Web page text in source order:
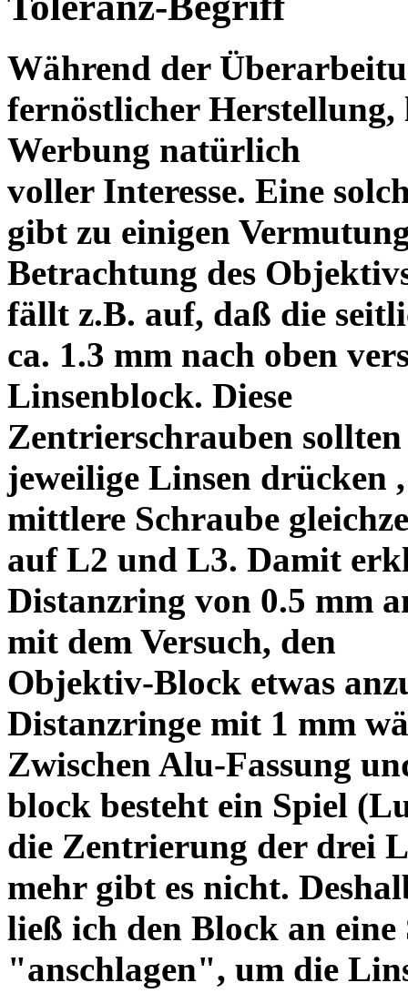
Während der
fernöstlicher Herstellung,
Werbung natürlich
voller Interesse. Eine
gibt zu einigen
Betrachtung des
fällt z.B. auf, daß die
ca. 1.3 mm nach oben
Linsenblock. Diese
Zentrierschrauben
jeweilige Linsen drücken
mittlere Schraube
auf L2 und L3. Damit
Distanzring von 0.5 mm
mit dem Versuch, den
Objektiv-Block etwas
Distanzringe mit 1 mm
Zwischen Alu-Fassung
block besteht ein Spiel
die Zentrierung der drei
mehr gibt es nicht.
ließ ich den Block an eine
"anschlagen", um die